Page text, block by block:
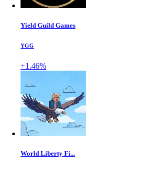
Yield Guild Games
YGG
+1.46%
World Liberty Fi...